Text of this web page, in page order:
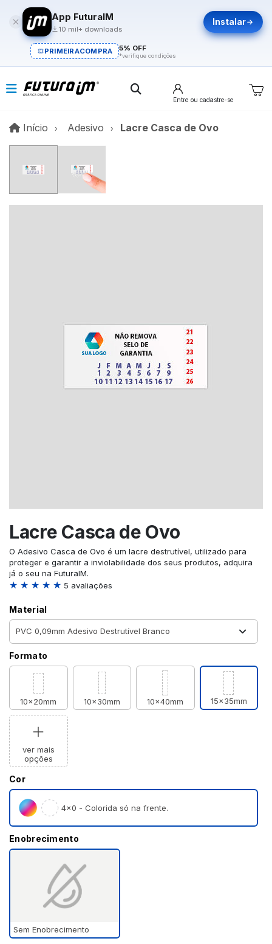
App FuturaIM
10 mil+ downloads
Instalar
PRIMEIRACOMPRA 5% OFF
*verifique condições
Entre ou cadastre-se
Início InícioAdesivo Lacre Casca de Ovo
Lacre Casca de Ovo
O Adesivo Casca de Ovo é um lacre destrutível, utilizado para
proteger e garantir a inviolabilidade dos seus produtos, adquira
já o seu na FuturaIM.
★ ★ ★ ★ ★ 5 avaliações
Material
Formato
10x20mm 10x30mm 10x40mm 15x35mm
ver mais
opções
Cor
4×0 - Colorida só na frente.
Enobrecimento
Sem Enobrecimento